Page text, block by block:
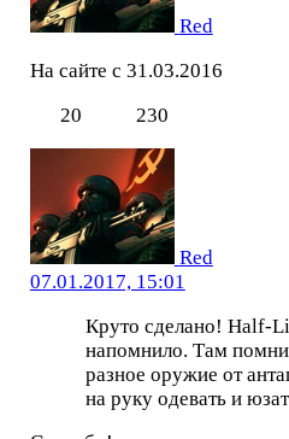
Red
На сайте с 31.03.2016
20
230
Red
07.01.2017, 15:01
Круто сделано! Half-
напомнило. Там
разное оружие от
на руку одевать и